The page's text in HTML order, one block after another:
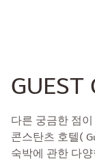
콘스탄츠 호텔(
숙박에 관한 다
Rewards 호텔
를 확인하실 수